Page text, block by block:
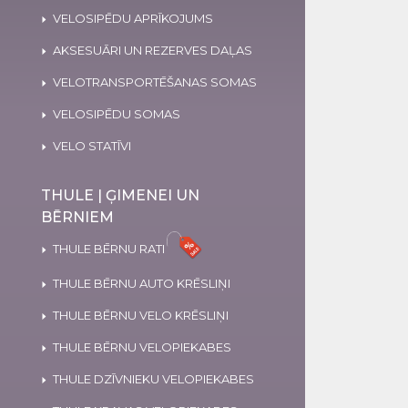
VELOSIPĒDU APRĪKOJUMS
AKSESUĀRI UN REZERVES DAĻAS
VELOTRANSPORTĒŠANAS SOMAS
VELOSIPĒDU SOMAS
VELO STATĪVI
THULE | ĢIMENEI UN
BĒRNIEM
THULE BĒRNU RATI
THULE BĒRNU AUTO KRĒSLIŅI
THULE BĒRNU VELO KRĒSLIŅI
THULE BĒRNU VELOPIEKABES
THULE DZĪVNIEKU VELOPIEKABES